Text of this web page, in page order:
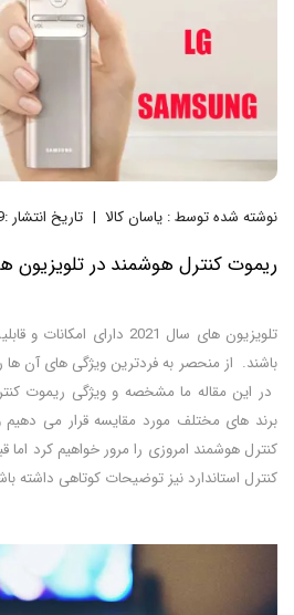
نوشته شده توسط : یاسان کالا تاریخ انتشار :9 /اردیبهشت/ 1400
ریموت کنترل هوشمند در تلویزیون های
تلویزیون های سال 2021
باشند. از منحصر به فردترین ویژگی های آن
برند های مختلف مورد مقایسه قرار می
کنترل هوشمند امروزی را مرور خواهیم کرد
کنترل استاندارد نیز توضیحات کوتاهی داشته